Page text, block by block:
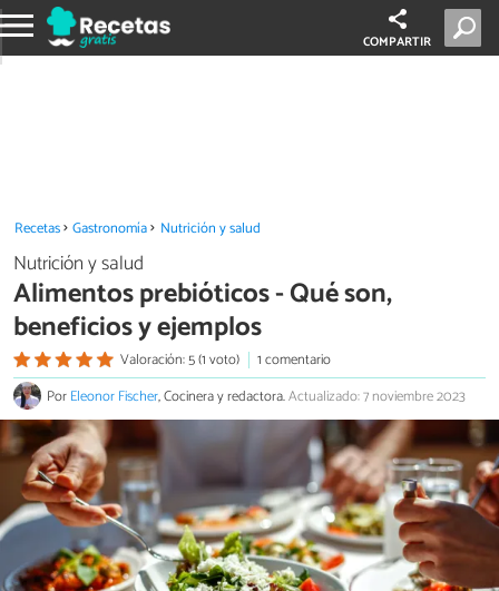
COMPARTIR
Recetas Gastronomía Nutrición y salud
Nutrición y salud
Alimentos prebióticos - Qué son,
beneficios y ejemplos
Valoración: 5 (1 voto)
1 comentario
PorEleonor Fischer, Cocinera y redactora.Actualizado: 7 noviembre 2023